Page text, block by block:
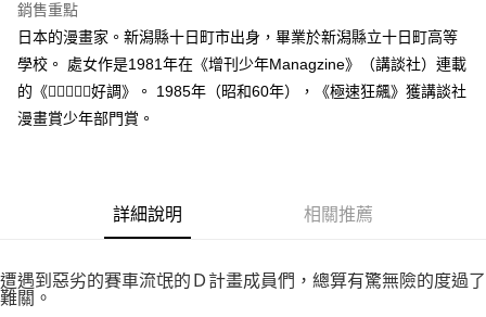
ATM／網路銀行／等多元方式進行付款，方視為交易完成。
※ 請注意：結帳手續完成當下不需立刻繳費，但若您需要取消訂單，請聯絡
購買商品的店家。未經商家同意取消之訂單仍視為有效，需透過AFTEE先享
後付繳納相關費用。
※ 交易是否成功請以「AFTEE先享後付 」之結帳頁面顯示為準，若有關於
是否繳費成功／繳費後需取消欲退款等相關疑問，請聯繫「AFTEE先享後付
易，需依本服務之必要範圍內提供個人資料，並將交易相關給付款項請求債
https://aftee.tw/terms/#terms3
３．未成年的使用者請事先徵得法定代理人或監護人之同意方可使用
「AFTEE先享後付」，若未經同意申辦者引起之損失，本公司不負相關責
每筆NT$80，滿NT$500(含以上)免運費
付款後萊爾富取貨
每筆NT$80，滿NT$500(含以上)免運費
付款後7-11取貨
宅配
銷售重點
日本的漫畫家。新潟縣十日町市出身，畢業於新潟縣立十日町高等
學校。 處女作是1981年在《增刊少年Managzine》（講談社）連載
的《好調》。 1985年（昭和60年），《極速狂飆》獲講談社
漫畫賞少年部門賞。
詳細說明 相關推薦
遭遇到惡劣的賽車流氓的Ｄ計畫成員們，總算有驚無險的度過了
難關。